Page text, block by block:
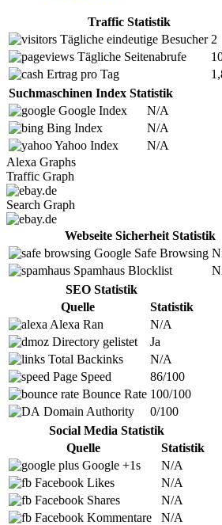
Traffic Statistik
Tägliche eindeutige Besucher 2
Tägliche Seitenabrufe
Ertrag pro Tag
Suchmaschinen Index Statistik
Google Index
N/A
Bing Index
N/A
Yahoo Index
N/A
Alexa Graphs
Traffic Graph
Search Graph
Webseite Sicherheit Statistik
Google Safe Browsing
Spamhaus Blocklist
SEO Statistik
Quelle
Statistik
Alexa Ran
N/A
Directory gelistet
Ja
Total Backinks
N/A
Page Speed
86/100
Bounce Rate 100/100
Domain Authority
0/100
Social Media Statistik
Quelle
Statistik
Google +1s
N/A
Facebook Likes
N/A
Facebook Shares
N/A
Facebook Kommentare
N/A